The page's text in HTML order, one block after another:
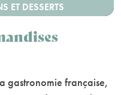
ET DESSERTS
gastronomie française,